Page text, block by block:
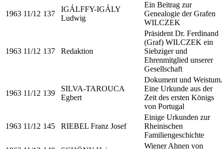
1963 11/12 137
IGÁLFFY-IGÁLY
Ludwig
Ein Beitrag zur
Genealogie der Grafen
WILCZEK
1963 11/12 137 Redaktion
Präsident Dr. Ferdinand
(Graf) WILCZEK ein
Siebziger und
Ehrenmitglied unserer
Gesellschaft
1963 11/12 139
SILVA-TAROUCA
Egbert
Dokument und Weistum.
Eine Urkunde aus der
Zeit des ersten Königs
von Portugal
1963 11/12 145 RIEBEL Franz Josef
Einige Urkunden zur
Rheinischen
Familiengeschichte
Wiener Ahnen von